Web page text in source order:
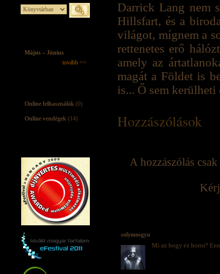
Május – Június
tovább >>
Online felhasználók (0)
Online vendégek (14)
Darrick Lang nem
Hillsfart, és a
világot, mígnem a
rettenetes erő
amely az
magát a Földet is
is... Ő sem kerülheti
Hozzászólások
A hozzászólás
solymosgyu
Mi az hogy ez horor?